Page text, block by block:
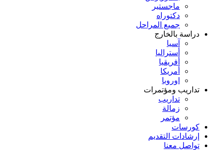
ماجستير
دكتوراه
جميع المراحل
دراسة بالخارج
آسيا
أستراليا
أفريقيا
أمريكا
اوروبا
تداريب ومؤتمرات
تداريب
زمالة
مؤتمر
كورسات
إرشادات التقديم
تواصل معنا